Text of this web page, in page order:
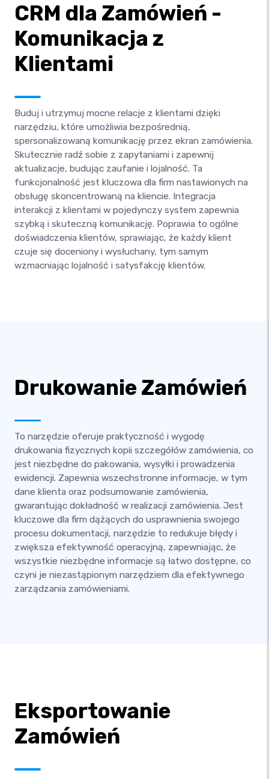
CRM dla Zamówień -
Komunikacja z
Klientami
Buduj i utrzymuj mocne relacje z klientami dzięki
narzędziu, które umożliwia bezpośrednią,
spersonalizowaną komunikację przez ekran zamówienia.
Skutecznie radź sobie z zapytaniami i zapewnij
aktualizacje, budując zaufanie i lojalność. Ta
funkcjonalność jest kluczowa dla firm nastawionych na
obsługę skoncentrowaną na kliencie. Integracja
interakcji z klientami w pojedynczy system zapewnia
szybką i skuteczną komunikację. Poprawia to ogólne
doświadczenia klientów, sprawiając, że każdy klient
czuje się doceniony i wysłuchany, tym samym
wzmacniając lojalność i satysfakcję klientów.
Drukowanie Zamówień
To narzędzie oferuje praktyczność i wygodę
drukowania fizycznych kopii szczegółów zamówienia, co
jest niezbędne do pakowania, wysyłki i prowadzenia
ewidencji. Zapewnia wszechstronne informacje, w tym
dane klienta oraz podsumowanie zamówienia,
gwarantując dokładność w realizacji zamówienia. Jest
kluczowe dla firm dążących do usprawnienia swojego
procesu dokumentacji, narzędzie to redukuje błędy i
zwiększa efektywność operacyjną, zapewniając, że
wszystkie niezbędne informacje są łatwo dostępne, co
czyni je niezastąpionym narzędziem dla efektywnego
zarządzania zamówieniami.
Eksportowanie
Zamówień